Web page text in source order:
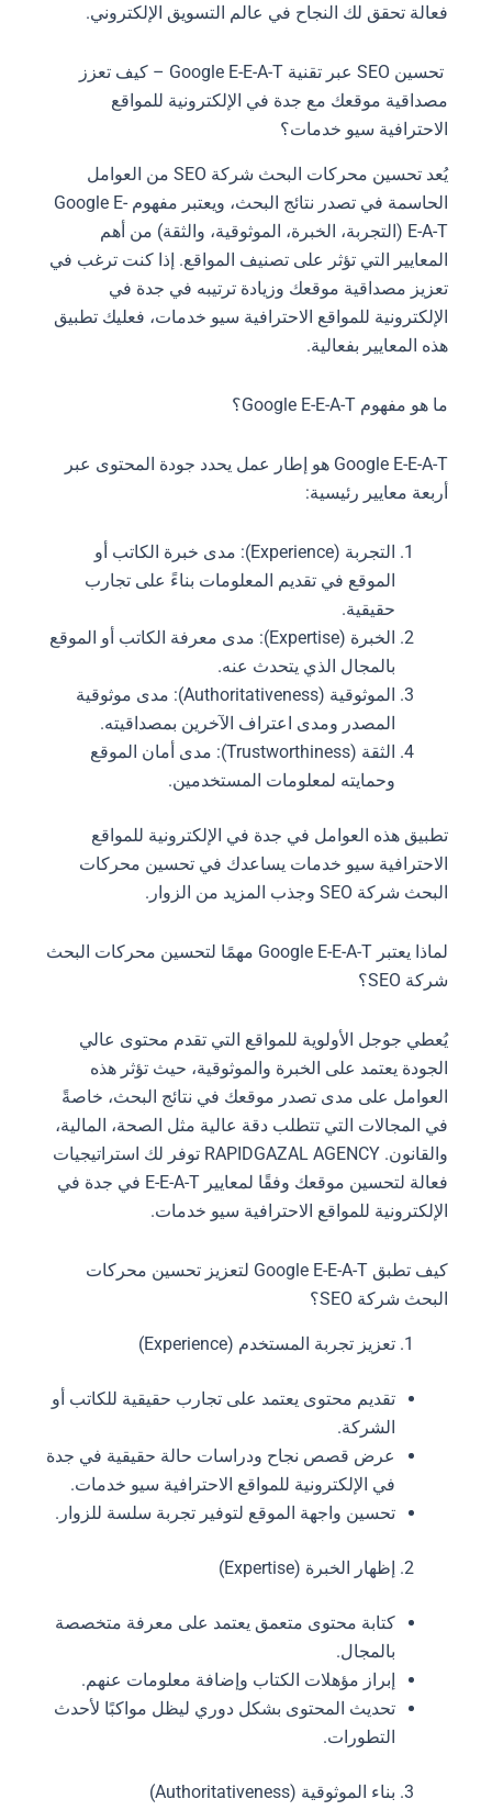
فعالة تحقق لك النجاح في عالم التسويق الإلكتروني.
تحسين SEO عبر تقنية Google E-E-A-T – كيف تعزز
مصداقية موقعك مع جدة في الإلكترونية للمواقع
الاحترافية سيو خدمات؟
يُعد تحسين محركات البحث شركة SEO من العوامل
الحاسمة في تصدر نتائج البحث، ويعتبر مفهوم Google E-
E-A-T (التجربة، الخبرة، الموثوقية، والثقة) من أهم
المعايير التي تؤثر على تصنيف المواقع. إذا كنت ترغب في
تعزيز مصداقية موقعك وزيادة ترتيبه في جدة في
الإلكترونية للمواقع الاحترافية سيو خدمات، فعليك تطبيق
هذه المعايير بفعالية.
ما هو مفهوم Google E-E-A-T؟
Google E-E-A-T هو إطار عمل يحدد جودة المحتوى عبر
أربعة معايير رئيسية:
التجربة (Experience): مدى خبرة الكاتب أو
الموقع في تقديم المعلومات بناءً على تجارب
حقيقية.
الخبرة (Expertise): مدى معرفة الكاتب أو الموقع
بالمجال الذي يتحدث عنه.
الموثوقية (Authoritativeness): مدى موثوقية
المصدر ومدى اعتراف الآخرين بمصداقيته.
الثقة (Trustworthiness): مدى أمان الموقع
وحمايته لمعلومات المستخدمين.
تطبيق هذه العوامل في جدة في الإلكترونية للمواقع
الاحترافية سيو خدمات يساعدك في تحسين محركات
البحث شركة SEO وجذب المزيد من الزوار.
لماذا يعتبر Google E-E-A-T مهمًا لتحسين محركات البحث
شركة SEO؟
يُعطي جوجل الأولوية للمواقع التي تقدم محتوى عالي
الجودة يعتمد على الخبرة والموثوقية، حيث تؤثر هذه
العوامل على مدى تصدر موقعك في نتائج البحث، خاصةً
في المجالات التي تتطلب دقة عالية مثل الصحة، المالية،
والقانون. RAPIDGAZAL AGENCY توفر لك استراتيجيات
فعالة لتحسين موقعك وفقًا لمعايير E-E-A-T في جدة في
الإلكترونية للمواقع الاحترافية سيو خدمات.
كيف تطبق Google E-E-A-T لتعزيز تحسين محركات
البحث شركة SEO؟
تعزيز تجربة المستخدم (Experience)
تقديم محتوى يعتمد على تجارب حقيقية للكاتب أو
الشركة.
عرض قصص نجاح ودراسات حالة حقيقية في جدة
في الإلكترونية للمواقع الاحترافية سيو خدمات.
تحسين واجهة الموقع لتوفير تجربة سلسة للزوار.
إظهار الخبرة (Expertise)
كتابة محتوى متعمق يعتمد على معرفة متخصصة
بالمجال.
إبراز مؤهلات الكتاب وإضافة معلومات عنهم.
تحديث المحتوى بشكل دوري ليظل مواكبًا لأحدث
التطورات.
بناء الموثوقية (Authoritativeness)